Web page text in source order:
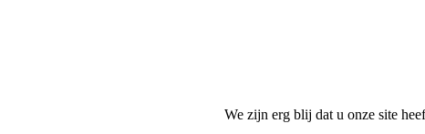
We zijn erg blij dat u onze site